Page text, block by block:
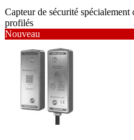
Capteur de sécurité
profilés
Nouveau